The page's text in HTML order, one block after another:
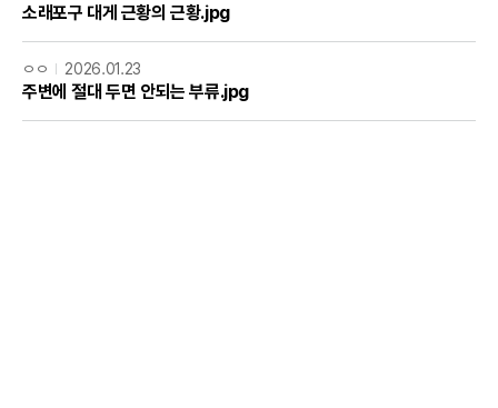
소래포구 대게 근황의 근황.jpg
ㅇㅇ 2026.01.23
주변에 절대 두면 안되는 부류.jpg